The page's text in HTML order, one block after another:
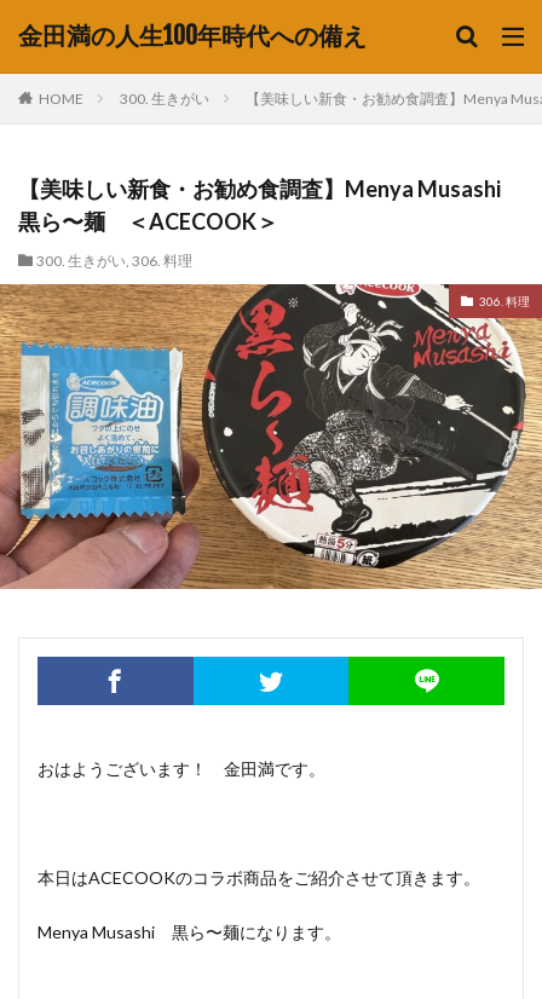
金田満の人生100年時代への備え
HOME 300. 生きがい 【美味しい新食・お勧め食調査】Menya
【美味しい新食・お勧め食調査】Menya Musashi
黒ら〜麺 ＜ACECOOK＞
300. 生きがい, 306. 料理
306. 料理
おはようございます！ 金田満です。
本日はACECOOKのコラボ商品をご紹介させて頂きます。
Menya Musashi 黒ら〜麺になります。